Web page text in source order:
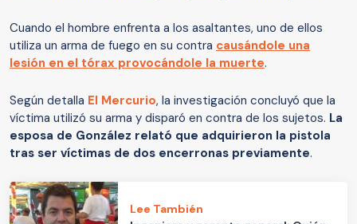
Cuando el hombre enfrenta a los asaltantes, uno de ellos
utiliza un arma de fuego en su contra causándole una
lesión en el tórax provocándole la muerte.
Según detalla El Mercurio, la investigación concluyó que la
víctima utilizó su arma y disparó en contra de los sujetos. La
esposa de González relató que adquirieron la pistola
tras ser víctimas de dos encerronas previamente.
Lee También